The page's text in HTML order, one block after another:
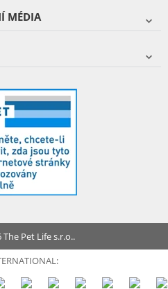
MÉDIA
Pet Life s.r.o..